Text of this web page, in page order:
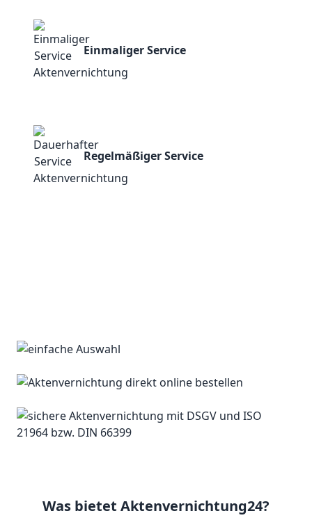
Einmaliger Service
Regelmäßiger Service
Was bietet Aktenvernichtung24?